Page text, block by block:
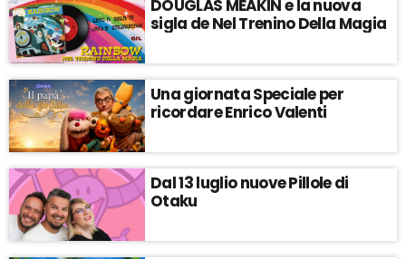
DOUGLAS MEAKIN e la nuova
sigla de Nel Trenino Della Magia
Una giornata Speciale per
ricordare Enrico Valenti
Dal 13 luglio nuove Pillole di
Otaku